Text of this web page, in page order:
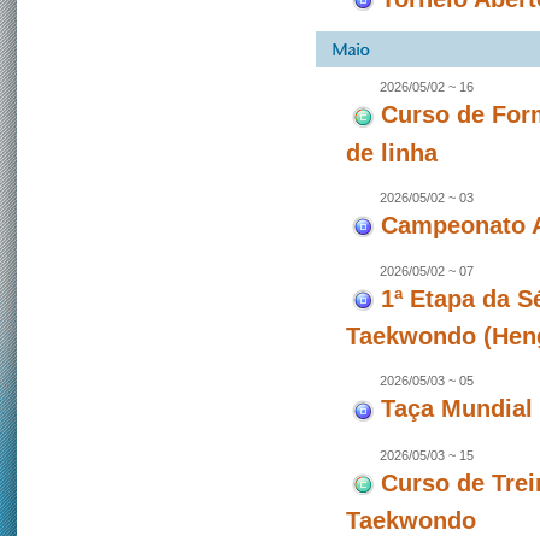
2026/05/02 ~ 16
Curso de
de linha
2026/05/02 ~ 03
Campeonato
2026/05/02 ~ 07
1ª Etapa da
Taekwondo
2026/05/03 ~ 05
Taça
2026/05/03 ~ 15
Curso de
Taekwondo